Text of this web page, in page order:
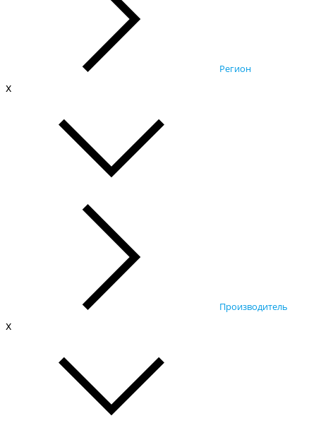
Регион
x
Производитель
x